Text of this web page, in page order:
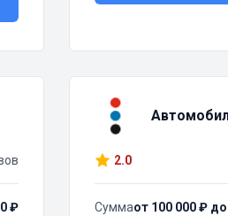
₽
2.0
Суммаот 100 000 ₽